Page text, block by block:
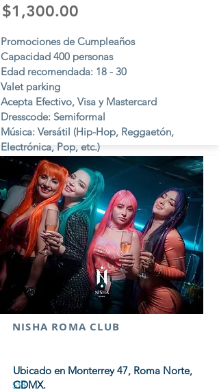
$1,300.00
Promociones de Cumpleaños
Capacidad 400 personas
Edad recomendada: 18 - 30
Valet parking
Acepta Efectivo, Visa y Mastercard
Dresscode: Semiformal
Música: Versátil (Hip-Hop, Reggaetón,
Electrónica, Pop, etc.)
Viernes y Sábados.
NISHA ROMA CLUB
$$$
Ubicado en Monterrey 47, Roma Norte,
CDMX.